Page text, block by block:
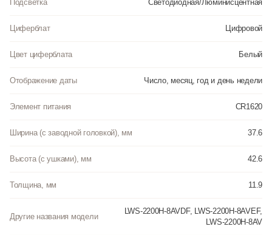
Подсветка Светодиодная/Люминисцентная
Циферблат Цифровой
Цвет циферблата Белый
Отображение даты Число, месяц, год и день недели
Элемент питания CR1620
Ширина (с заводной головкой), мм 37.6
Высота (с ушками), мм 42.6
Толщина, мм 11.9
Другие названия модели
LWS-2200H-8AVDF, LWS-2200H-8AVEF,
LWS-2200H-8AV